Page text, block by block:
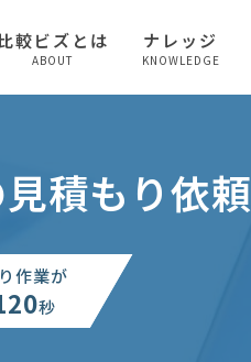
比較ビズとは
ABOUT
ナレッジ
KNOWLEDGE
積もり依頼
作業が
秒